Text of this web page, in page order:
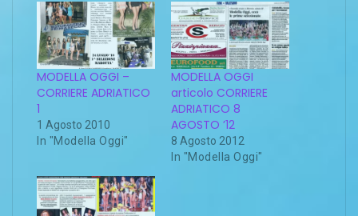
MODELLA OGGI –
CORRIERE ADRIATICO
1
1 Agosto 2010
In "Modella Oggi"
MODELLA OGGI
articolo CORRIERE
ADRIATICO 8
AGOSTO ’12
8 Agosto 2012
In "Modella Oggi"